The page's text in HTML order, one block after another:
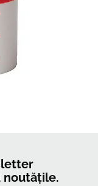
noutățile.